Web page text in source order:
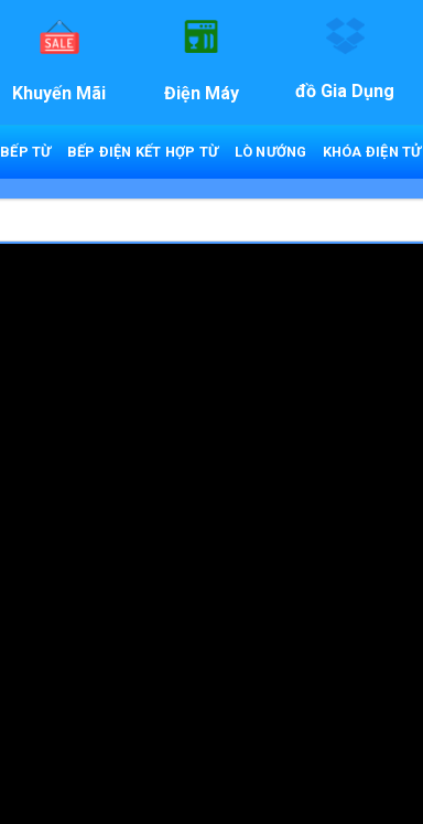
Khuyến Mãi Điện Máy đồ Gia Dụng
BẾP TỪ BẾP ĐIỆN KẾT HỢP TỪ LÒ NƯỚNG KHÓA ĐIỆN TỬ